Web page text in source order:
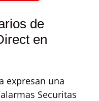
de
en
expresan una
Securitas